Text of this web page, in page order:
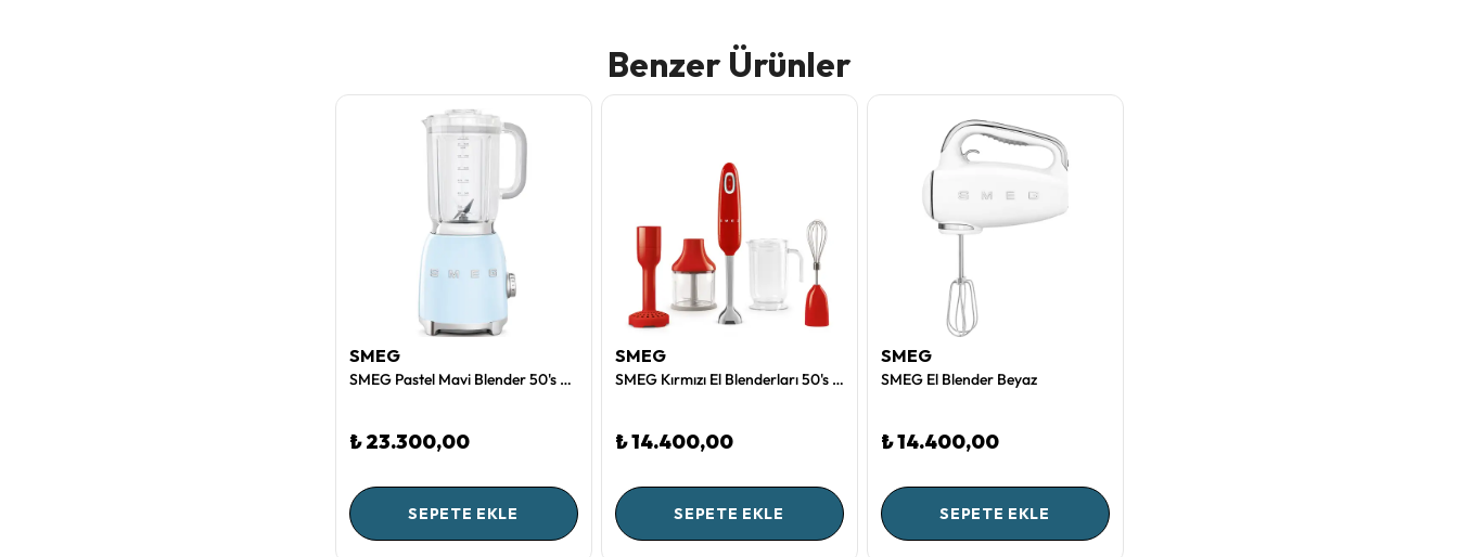
Benzer Ürünler
SMEG
SMEG Pastel Mavi Blender 50's Style
₺ 23.300,00
SEPETE EKLE
SMEG
SMEG Kırmızı El Blenderları 50's Style
₺ 14.400,00
SEPETE EKLE
SMEG
SMEG El Blender Beyaz
₺ 14.400,00
SEPETE EKLE